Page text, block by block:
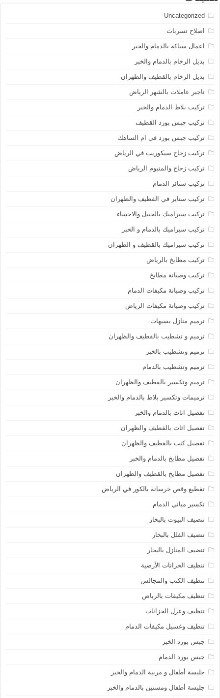
Uncategorized
اصلاح تسربات
اعمال سباكه بالدمام والخبر
بديل الرخام بالدمام والخبر
بديل الرخام بالقطيف والظهران
تاجير عاملات بالشهر الرياض
تركيب بلاط الدمام والخبر
تركيب جبس بورد القطيف
تركيب جبس بورد في ام الساهك
تركيب زجاج سيكوريت في الرياض
تركيب زحاح والمنيوم الرياض
تركيب ستائر الدمام
تركيب ستاير في القطيف والظهران
تركيب سيراميك بالجبيل والاحساء
تركيب سيراميك بالدمام و الخبر
تركيب سيراميك بالقطيف و الظهران
تركيب مطابخ بالرياض
تركيب وصيانة مطابخ
تركيب وصيانة مكيفات الدمام
تركيب وصيانة مكيفات الرياض
ترميم منازل بسيهات
ترميم و تشطيب بالقطيف والظهران
ترميم وتشطيب بالخبر
ترميم وتشطيب بالدمام
ترميم وتكسير بالقطيف والظهران
ترميمات وتكسير بلاط بالدمام والخبر
تفصيل اثاث بالدمام والخبر
تفصيل اثاث بالقطيف والظهران
تفصيل كنب بالقطيف والظهران
تفصيل مطابخ بالدمام والخبر
تفصيل مطايخ بالقطيف والظهران
تقطيع وقص خرسانة بالكور في الرياض
تكسير مباني الدمام
تنضيف البيوت بالبخار
تنضيف الفلل بالبخار
تنضيف المنازل بالبخار
تنظيف الخزانات الأرضية
تنظيف الكنب والمجالس
تنظيف مكيفات بالرياض
تنظيف وعزل الخزانات
تنظيف وغسيل مكيفات الدمام
جبس بورد الخبر
جبس بورد الدمام
جليسة أطفال و مربية الدمام والخبر
جليسة أطفال ومسنين بالدمام والخبر